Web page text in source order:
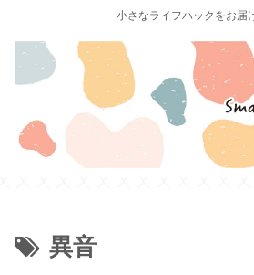
小さなライフハックをお届
異音